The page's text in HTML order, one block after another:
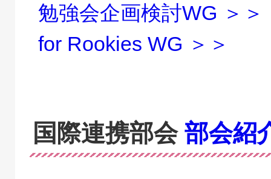
勉強会企画検討WG ＞＞
for Rookies WG ＞＞
国際連携部会部会紹